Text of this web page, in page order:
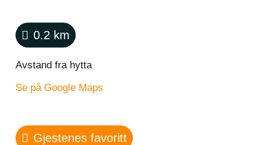
0.2 km
Avstand fra hytta
Se på Google Maps
Gjestenes favoritt